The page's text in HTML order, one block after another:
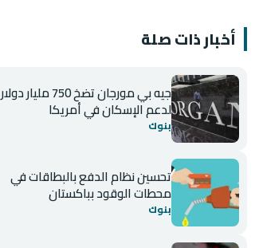
أخبار ذات صلة
جيه بي مورجان تضخ 750 مليار دولار
لدعم الإسكان في أمريكا
بنوك
تحسين نظام الدفع بالبطاقات في
محطات الوقود بباكستان
بنوك